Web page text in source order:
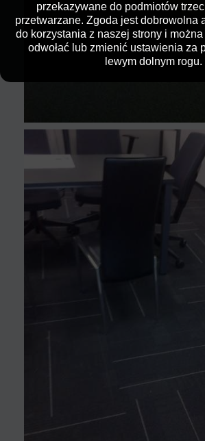
przekazywane do podmiotów
przetwarzane. Zgoda jest dobrowolna
do korzystania z naszej strony i
odwołać lub zmienić ustawienia za
lewym dolnym rogu.